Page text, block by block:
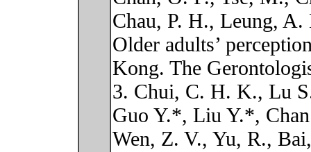
Chau, P. H., Leung,
Older adults’
Kong. The
3. Chui, C. H. K., Lu
Guo Y.*, Liu Y.*,
Wen, Z. V., Yu, R.,